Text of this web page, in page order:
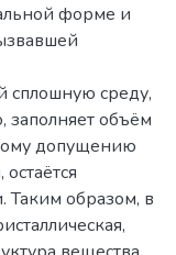
форме и
сплошную среду,
объём
допущению
образом, в